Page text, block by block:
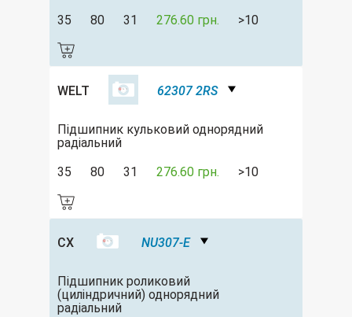
35
80 31 276.60 грн. >10
WELT 62307 2RS
Підшипник кульковий однорядний
радіальний
35
80 31 276.60 грн. >10
CX NU307-E
Підшипник роликовий
(циліндричний) однорядний
радіальний